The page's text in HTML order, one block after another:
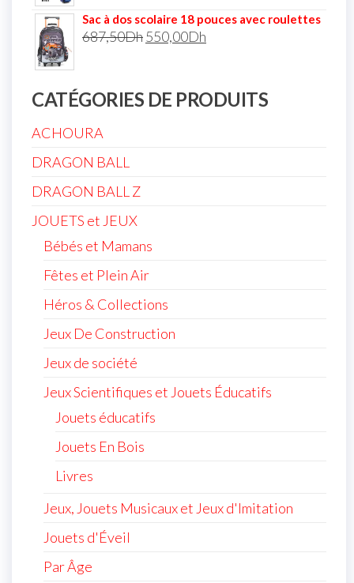
Sac à dos scolaire 18 pouces avec roulettes
687,50Dh550,00Dh
CATÉGORIES DE PRODUITS
ACHOURA
DRAGON BALL
DRAGON BALL Z
JOUETS et JEUX
Bébés et Mamans
Fêtes et Plein Air
Héros & Collections
Jeux De Construction
Jeux de société
Jeux Scientifiques et Jouets Éducatifs
Jouets éducatifs
Jouets En Bois
Livres
Jeux, Jouets Musicaux et Jeux d'Imitation
Jouets d'Éveil
Par Âge